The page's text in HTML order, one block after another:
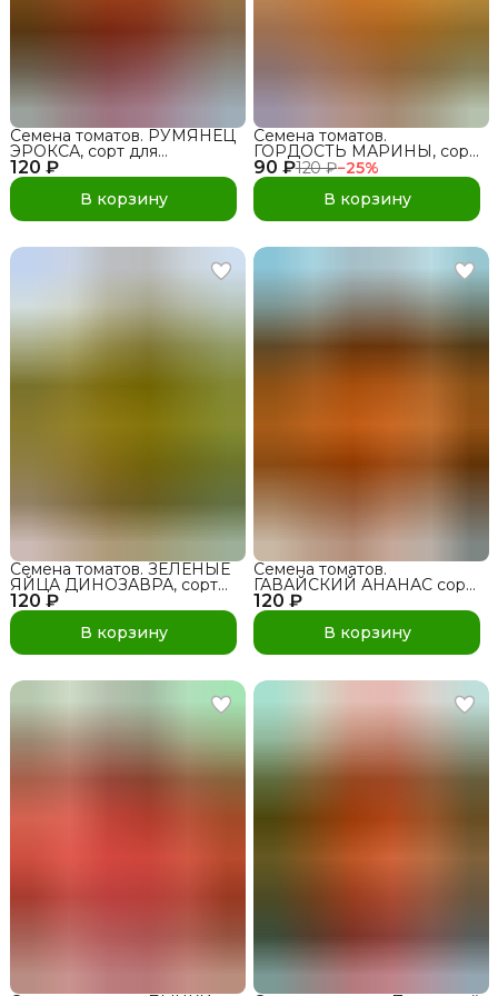
120 ₽
Семена томатов. РУМЯНЕЦ
ЭРОКСА, сорт для
открытого грунта и теплиц
В корзину
90 ₽120 ₽−25%
Семена томатов.
ГОРДОСТЬ МАРИНЫ, сорт
для открытого грунта и
теплиц
В корзину
120 ₽
Семена томатов. ЗЕЛЕНЫЕ
ЯЙЦА ДИНОЗАВРА, сорт
для открытого грунта и
теплиц
В корзину
120 ₽
Семена томатов.
ГАВАЙСКИЙ АНАНАС сорт
для открытого грунта и
теплиц
В корзину